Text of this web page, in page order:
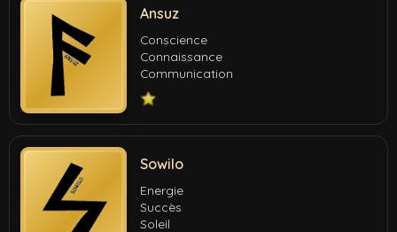
Ansuz
Conscience
Connaissance
Communication
Sowilo
Energie
Succès
Soleil